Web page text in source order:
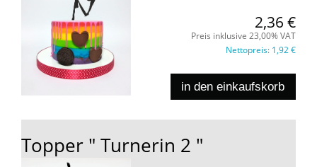
2,36 €
Preis inklusive 23,00% VAT
Nettopreis: 1,92 €
in den einkaufskorb
Topper " Turnerin 2 "